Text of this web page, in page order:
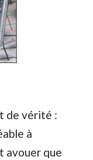
de vérité :
à
avouer que